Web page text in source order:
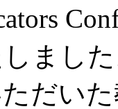
まし
だい